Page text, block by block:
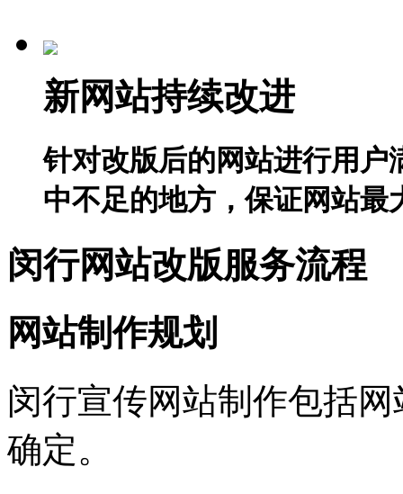
新网站持续改进
针对改版后的网站进行用户
中不足的地方，保证网站
闵行网站改版服务流程
网站制作规划
闵行宣传网站制作包括
确定。